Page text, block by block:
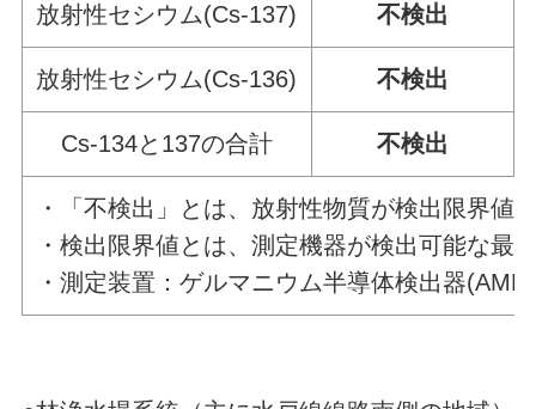
放射性セシウム(Cs-137) 不検出
放射性セシウム(Cs-136) 不検出
Cs-134と137の合計 不検出
・「不検出」とは、放射性物質が検出限界値
・検出限界値とは、測定機器が検出可能な最
・測定装置：ゲルマニウム半導体検出器